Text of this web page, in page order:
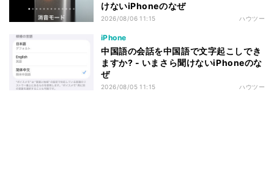
けないiPhoneのなぜ
2026/08/06 11:15 ハウツー
iPhone
中国語の会話を中国語で文字起こしでき
ますか? - いまさら聞けないiPhoneのな
ぜ
2026/08/05 11:15 ハウツー